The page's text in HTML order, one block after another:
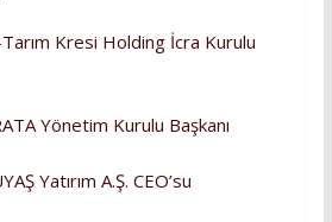
Kresi Holding İcra Kurulu
Yönetim Kurulu Başkanı
Yatırım A.Ş. CEO’su